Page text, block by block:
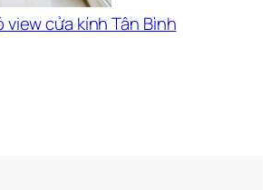
view cửa kính Tân Bình